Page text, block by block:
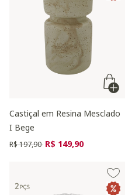
Castiçal em Resina Mesclado
I Bege
Preço reduzido de
R$ 197,90 para
R$ 149,90